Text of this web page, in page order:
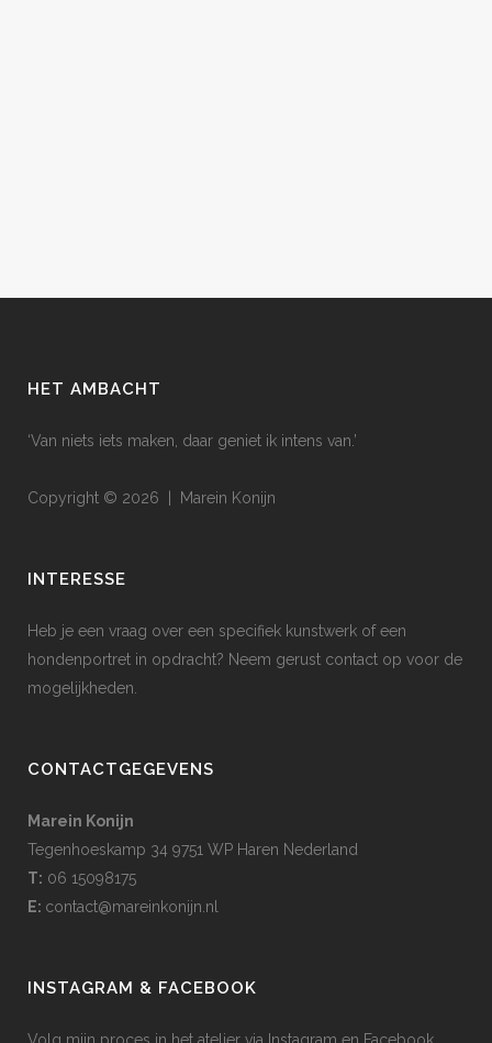
HET AMBACHT
‘Van niets iets maken, daar geniet ik intens van.’
Copyright © 2026 | Marein Konijn
INTERESSE
Heb je een vraag over een specifiek kunstwerk of een
hondenportret in opdracht? Neem gerust contact op voor de
mogelijkheden.
CONTACTGEGEVENS
Marein Konijn
Tegenhoeskamp 34 9751 WP Haren Nederland
T: 06 15098175
E: contact@mareinkonijn.nl
INSTAGRAM & FACEBOOK